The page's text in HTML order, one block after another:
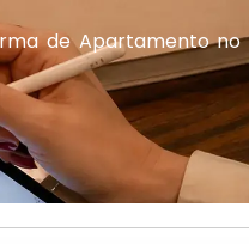
de Apartamento no